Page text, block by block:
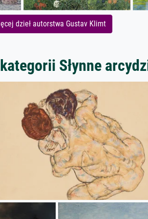
dzieł autorstwa Gustav Klimt
Słynne